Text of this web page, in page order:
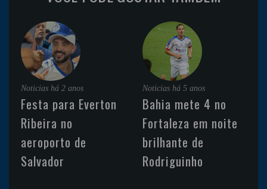
Noticias há 2 anos
Festa para Everton
Ribeira no
aeroporto de
Salvador
Noticias há 5 anos
Bahia mete 4 no
Fortaleza em noite
brilhante de
Rodriguinho